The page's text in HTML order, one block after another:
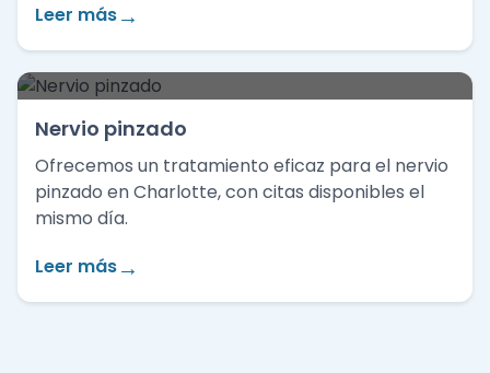
Leer más→
Nervio pinzado
Ofrecemos un tratamiento eficaz para el nervio
pinzado en Charlotte, con citas disponibles el
mismo día.
Leer más→